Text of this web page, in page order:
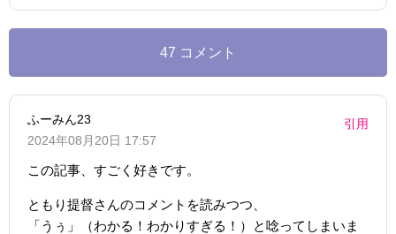
47 コメント
ふーみん23
2024年08月20日 17:57
引用
この記事、すごく好きです。
ともり提督さんのコメントを読みつつ、
「うぅ」（わかる！わかりすぎる！）と唸ってしまいま